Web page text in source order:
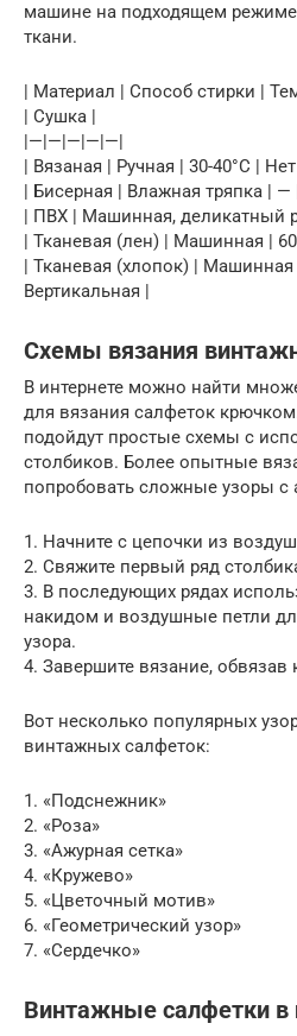
машине на подходящем
ткани.
| Материал | Способ стирки |
| Сушка |
|—|—|—|—|—|
| Вязаная | Ручная | 30-40°C |
| Бисерная | Влажная тряпка |
| ПВХ | Машинная, деликатный
| Тканевая (лен) | Машинная |
| Тканевая (хлопок) | Машинная
Вертикальная |
Схемы вязания
В интернете можно найти
для вязания салфеток
подойдут простые схемы с
столбиков. Более опытные
попробовать сложные узоры
1. Начните с цепочки из
2. Свяжите первый ряд
3. В последующих рядах
накидом и воздушные петли
узора.
4. Завершите вязание, обвязав
Вот несколько популярных
винтажных салфеток:
1. «Подснежник»
2. «Роза»
3. «Ажурная сетка»
4. «Кружево»
5. «Цветочный мотив»
6. «Геометрический узор»
7. «Сердечко»
Винтажные салфетки в